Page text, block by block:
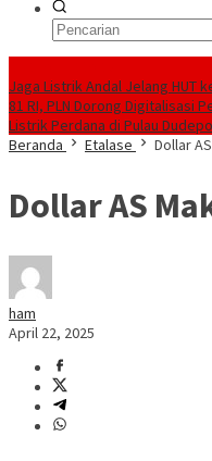
Jaga Listrik Andal Jelang HUT
81 RI, PLN Dorong Digitalisasi
Listrik Perdana di Pulau
Beranda
Etalase Dollar
Dollar AS
ham
April 22, 2025